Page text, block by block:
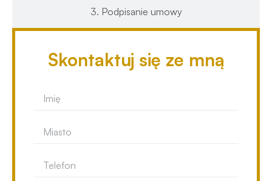
3. Podpisanie umowy
Skontaktuj się ze mną